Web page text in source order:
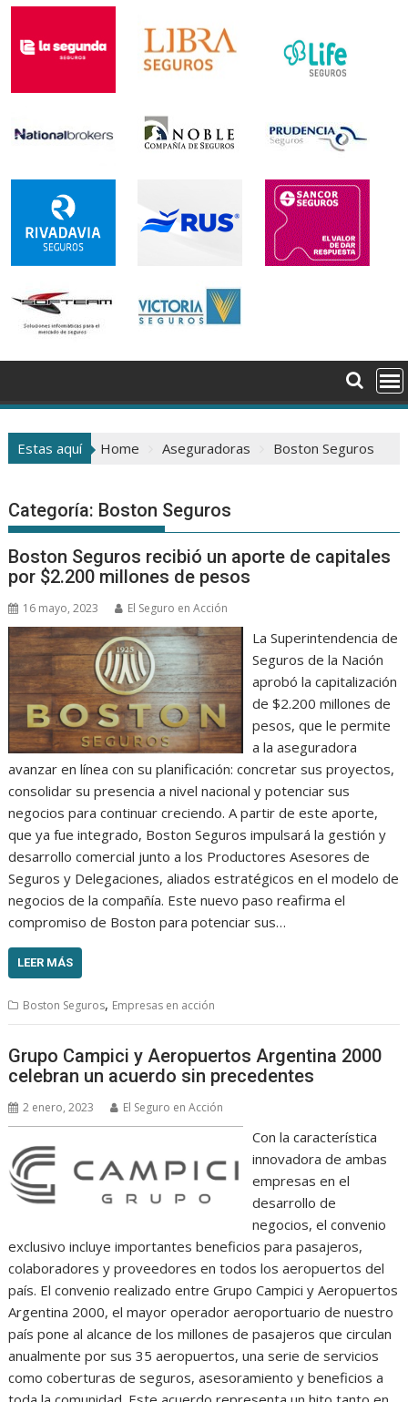
Estas aquí Home Aseguradoras Boston Seguros
Categoría: Boston Seguros
Boston Seguros recibió un aporte de capitales
por $2.200 millones de pesos
16 mayo, 2023 El Seguro en Acción
La Superintendencia de
Seguros de la Nación
aprobó la capitalización
de $2.200 millones de
pesos, que le permite
a la aseguradora
avanzar en línea con su planificación: concretar sus proyectos,
consolidar su presencia a nivel nacional y potenciar sus
negocios para continuar creciendo. A partir de este aporte,
que ya fue integrado, Boston Seguros impulsará la gestión y
desarrollo comercial junto a los Productores Asesores de
Seguros y Delegaciones, aliados estratégicos en el modelo de
negocios de la compañía. Este nuevo paso reafirma el
compromiso de Boston para potenciar sus…
LEER MÁS
Boston Seguros, Empresas en acción
Grupo Campici y Aeropuertos Argentina 2000
celebran un acuerdo sin precedentes
2 enero, 2023 El Seguro en Acción
Con la característica
innovadora de ambas
empresas en el
desarrollo de
negocios, el convenio
exclusivo incluye importantes beneficios para pasajeros,
colaboradores y proveedores en todos los aeropuertos del
país. El convenio realizado entre Grupo Campici y Aeropuertos
Argentina 2000, el mayor operador aeroportuario de nuestro
país pone al alcance de los millones de pasajeros que circulan
anualmente por sus 35 aeropuertos, una serie de servicios
como coberturas de seguros, asesoramiento y beneficios a